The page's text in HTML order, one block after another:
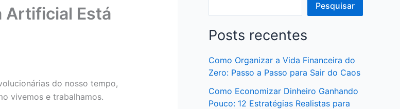
Artificial Está
do nosso tempo,
vivemos e trabalhamos.
Pesquisar
Posts recentes
Como Organizar a Vida Financeira do
Zero: Passo a Passo para Sair do Caos
Como Economizar Dinheiro Ganhando
Pouco: 12 Estratégias Realistas para